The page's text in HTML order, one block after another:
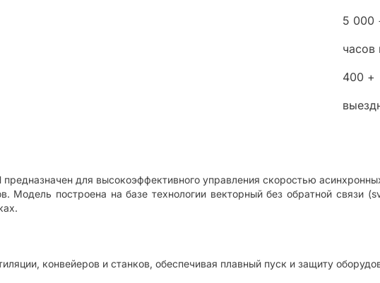
5 000
часов
400 +
для высокоэффективного управления скоростью
Модель построена на базе технологии векторный без обратной связи
конвейеров и станков, обеспечивая плавный пуск и защиту